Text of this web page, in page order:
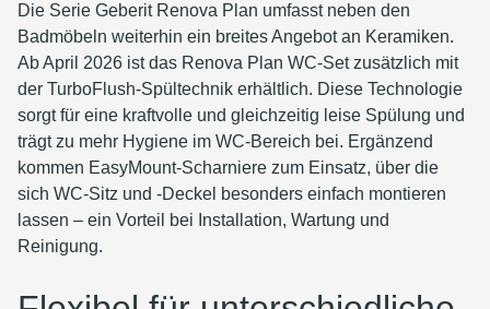
Die Serie Geberit Renova Plan umfasst neben den
Badmöbeln weiterhin ein breites Angebot an Keramiken.
Ab April 2026 ist das Renova Plan WC-Set zusätzlich mit
der TurboFlush-Spültechnik erhältlich. Diese Technologie
sorgt für eine kraftvolle und gleichzeitig leise Spülung und
trägt zu mehr Hygiene im WC-Bereich bei. Ergänzend
kommen EasyMount-Scharniere zum Einsatz, über die
sich WC-Sitz und -Deckel besonders einfach montieren
lassen – ein Vorteil bei Installation, Wartung und
Reinigung.